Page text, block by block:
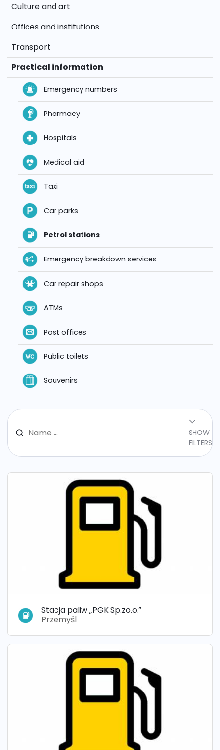
SHOW
FILTERS
Stacja paliw „PGK Sp.zo.o.”
Przemyśl
Culture and art
Offices and institutions
Transport
Practical information
Emergency numbers
Pharmacy
Hospitals
Medical aid
Taxi
Car parks
Petrol stations
Emergency breakdown services
Car repair shops
ATMs
Post offices
Public toilets
Souvenirs